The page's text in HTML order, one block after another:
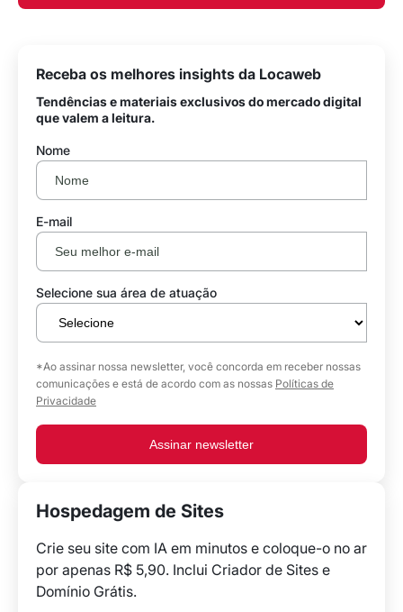
Receba os melhores insights da Locaweb
Tendências e materiais exclusivos do mercado digital
que valem a leitura.
Nome
E-mail
Selecione sua área de atuação
*Ao assinar nossa newsletter, você concorda em receber nossas
comunicações e está de acordo com as nossas Políticas de
Privacidade
Assinar newsletter
Hospedagem de Sites
Crie seu site com IA em minutos e coloque-o no ar
por apenas R$ 5,90. Inclui Criador de Sites e
Domínio Grátis.